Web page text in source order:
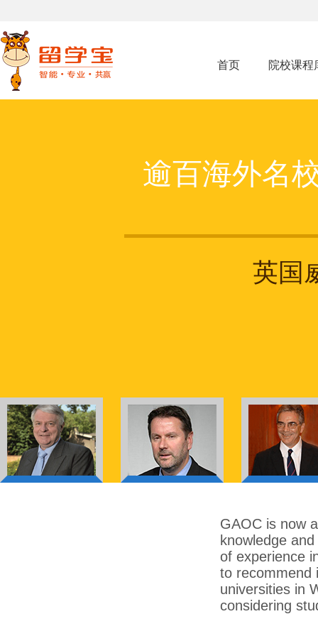
首页 院校课程
逾百海外名
英
Golden Arrow
of the
impressed by
which has
straight